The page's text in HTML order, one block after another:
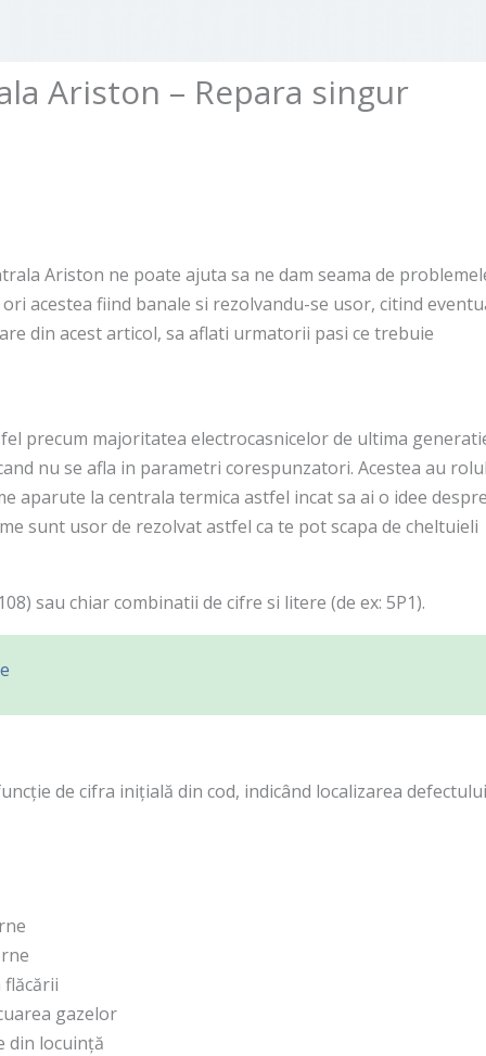
Ariston – Repara singur
Ariston ne poate ajuta sa ne dam seama de
acestea fiind banale si rezolvandu-se usor, citind
din acest articol, sa aflati urmatorii pasi ce trebuie
precum majoritatea electrocasnicelor de ultima
nu se afla in parametri corespunzatori. Acestea au
aparute la centrala termica astfel incat sa ai o idee
sunt usor de rezolvat astfel ca te pot scapa de cheltuieli
sau chiar combinatii de cifre si litere (de ex: 5P1).
de cifra inițială din cod, indicând localizarea defectului
gazelor
din locuință